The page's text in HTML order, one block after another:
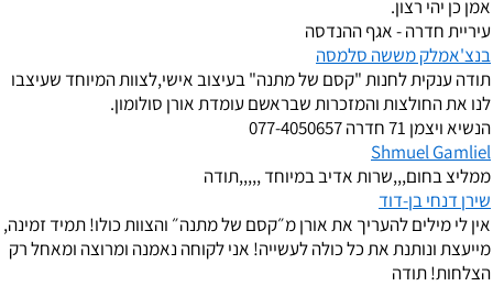
אמן כן יהי רצון.
עיריית חדרה - אגף ההנדסה
בנצ'אמלק מששה סלמסה
תודה ענקית לחנות "קסם של מתנה" בעיצוב אישי,לצוות המיוחד שעיצבו
לנו את החולצות והמזכרות שבראשם עומדת אורן סולומון.
הנשיא ויצמן 71 חדרה 077-4050657
Shmuel Gamliel
ממליצ בחום,,,שרות אדיב במיוחד ,,,,,תודה
שירן דנחי בן-דוד
אין לי מילים להעריך את אורן מ״קסם של מתנה״ והצוות כולו! תמיד זמינה,
מייעצת ונותנת את כל כולה לעשייה! אני לקוחה נאמנה ומרוצה ומאחל רק
הצלחות! תודה